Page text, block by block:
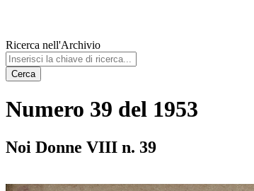
Ricerca nell'Archivio
Cerca
Numero 39 del 1953
Noi Donne VIII n. 39